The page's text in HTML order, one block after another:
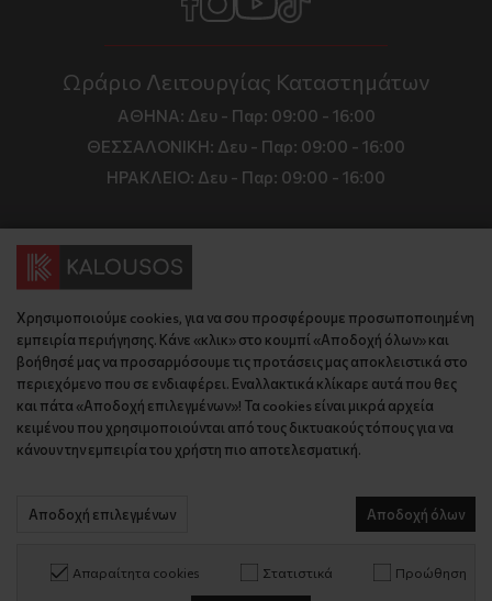
Ωράριο Λειτουργίας Καταστημάτων
ΑΘΗΝΑ: Δευ - Παρ: 09:00 - 16:00
ΘΕΣΣΑΛΟΝΙΚΗ: Δευ - Παρ: 09:00 - 16:00
ΗΡΑΚΛΕΙΟ: Δευ - Παρ: 09:00 - 16:00
Πληροφορίες
Τιμές, Τρόποι Αποστολής και Πληρωμής
Πολιτική Απορρήτου
Κώδικας Δεοντολογίας
Εταιρικό Προφίλ
KLoop - Loyalty Program
Επικοινωνία
Επικοινωνία
Διεύθυνση
Έδρα: Γράμμου 29, 18345 , Μοσχάτο Αττική
Θεσ/νίκη: Λυσάνδρου 8, 54642, Θεσσαλονίκη
Κρήτη: Θερίσου 52, 71305, Ηράκλειο
Βρείτε μας στον χάρτη
Έδρα: 210 775 2048
© 2026 kalousos.gr All Rights Reserved.
Χρησιμοποιούμε cookies, για να σου προσφέρουμε προσωποποιημένη
εμπειρία περιήγησης. Κάνε «κλικ» στο κουμπί «Αποδοχή όλων» και
βοήθησέ μας να προσαρμόσουμε τις προτάσεις μας αποκλειστικά στο
περιεχόμενο που σε ενδιαφέρει. Εναλλακτικά κλίκαρε αυτά που θες
και πάτα «Αποδοχή επιλεγμένων»! Τα cookies είναι μικρά αρχεία
κειμένου που χρησιμοποιούνται από τους δικτυακούς τόπους για να
κάνουν την εμπειρία του χρήστη πιο αποτελεσματική.
Αποδοχή επιλεγμένων Αποδοχή όλων
Απαραίτητα cookies Στατιστικά Προώθηση